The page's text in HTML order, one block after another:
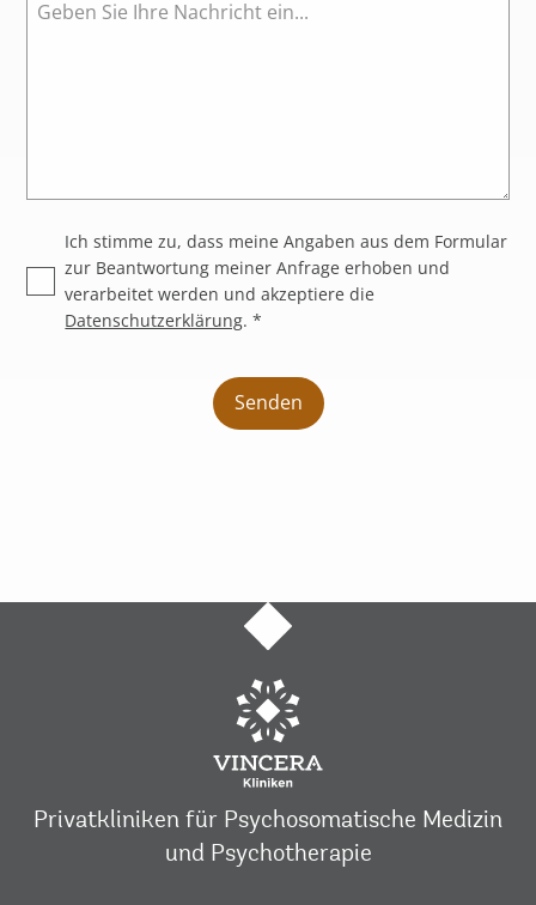
Ich stimme zu, dass meine Angaben aus dem Formular
zur Beantwortung meiner Anfrage erhoben und
verarbeitet werden und akzeptiere die
Datenschutzerklärung. *
Privatkliniken für Psychosomatische Medizin
und Psychotherapie